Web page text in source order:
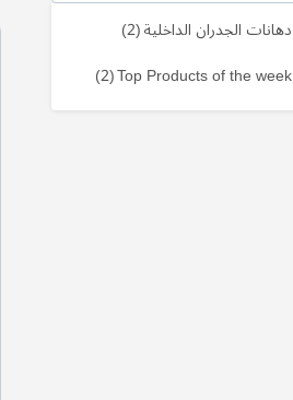
دهانات الجدران الداخلية 2منتج
Top Products of the week
2منتج